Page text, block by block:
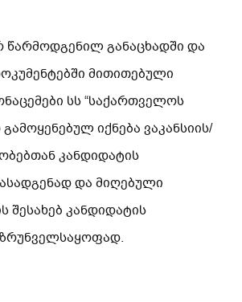
წარმოდგენილ განაცხადში და
მითითებული
სს “საქართველოს
იქნება ვაკანსიის/
კანდიდატის
და მიღებული
შესახებ კანდიდატის